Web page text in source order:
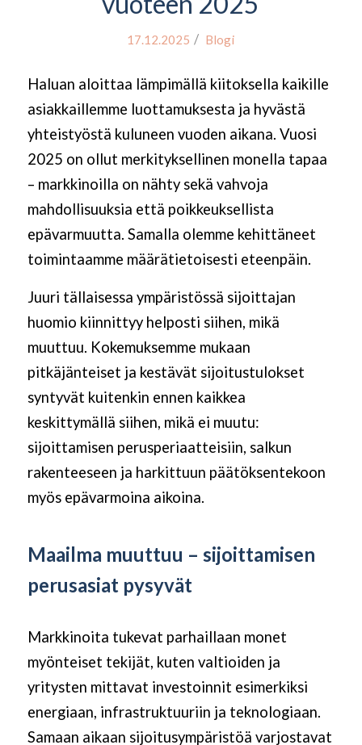
17.12.2025 / Blogi
Haluan aloittaa lämpimällä kiitoksella kaikille
asiakkaillemme luottamuksesta ja hyvästä
yhteistyöstä kuluneen vuoden aikana. Vuosi
2025 on ollut merkityksellinen monella tapaa
– markkinoilla on nähty sekä vahvoja
mahdollisuuksia että poikkeuksellista
epävarmuutta. Samalla olemme kehittäneet
toimintaamme määrätietoisesti eteenpäin.
Juuri tällaisessa ympäristössä sijoittajan
huomio kiinnittyy helposti siihen, mikä
muuttuu. Kokemuksemme mukaan
pitkäjänteiset ja kestävät sijoitustulokset
syntyvät kuitenkin ennen kaikkea
keskittymällä siihen, mikä ei muutu:
sijoittamisen perusperiaatteisiin, salkun
rakenteeseen ja harkittuun päätöksentekoon
myös epävarmoina aikoina.
Maailma muuttuu – sijoittamisen
perusasiat pysyvät
Markkinoita tukevat parhaillaan monet
myönteiset tekijät, kuten valtioiden ja
yritysten mittavat investoinnit esimerkiksi
energiaan, infrastruktuuriin ja teknologiaan.
Samaan aikaan sijoitusympäristöä varjostavat